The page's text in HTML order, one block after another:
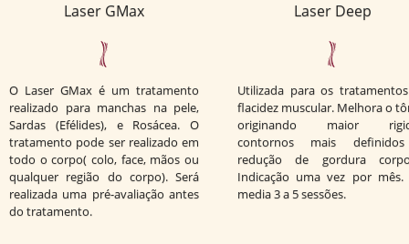
Laser GMax
O Laser GMax é um tratamento
realizado para manchas na pele,
Sardas (Efélides), e Rosácea. O
tratamento pode ser realizado em
todo o corpo( colo, face, mãos ou
qualquer região do corpo). Será
realizada uma pré-avaliação antes
do tratamento.
Laser Deep
Utilizada para os
flacidez muscular. Melhora o
originando maior
contornos mais
redução de gordura
Indicação uma vez por mês.
media 3 a 5 sessões.